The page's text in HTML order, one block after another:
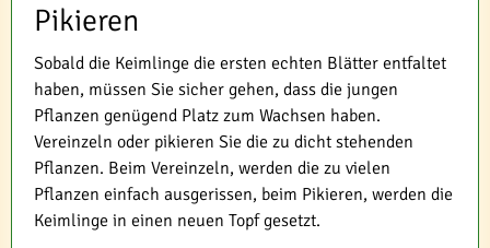
Pikieren
Sobald die Keimlinge die ersten echten Blätter entfaltet
haben, müssen Sie sicher gehen, dass die jungen
Pflanzen genügend Platz zum Wachsen haben.
Vereinzeln oder pikieren Sie die zu dicht stehenden
Pflanzen. Beim Vereinzeln, werden die zu vielen
Pflanzen einfach ausgerissen, beim Pikieren, werden die
Keimlinge in einen neuen Topf gesetzt.